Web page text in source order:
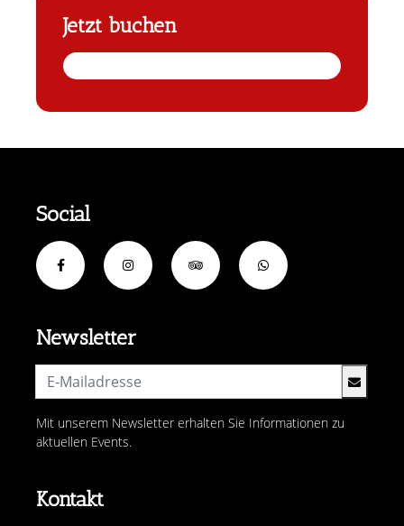
Jetzt buchen
Kontakt
Newsletter
Mit unserem Newsletter erhalten Sie Informationen zu
aktuellen Events.
Social